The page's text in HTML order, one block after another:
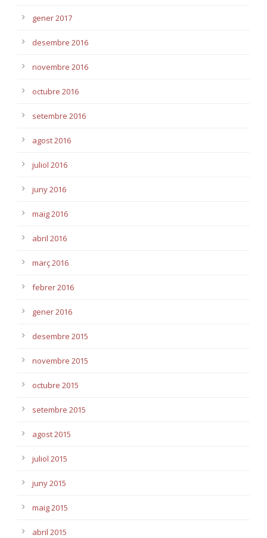
gener 2017
desembre 2016
novembre 2016
octubre 2016
setembre 2016
agost 2016
juliol 2016
juny 2016
maig 2016
abril 2016
març 2016
febrer 2016
gener 2016
desembre 2015
novembre 2015
octubre 2015
setembre 2015
agost 2015
juliol 2015
juny 2015
maig 2015
abril 2015